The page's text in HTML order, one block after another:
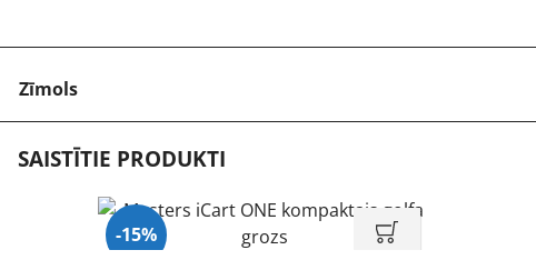
Zīmols
SAISTĪTIE PRODUKTI
-15%